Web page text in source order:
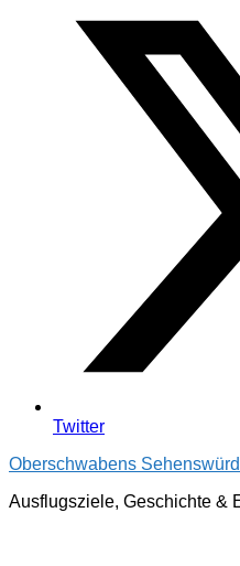
Twitter
Oberschwabens
Ausflugsziele, Geschichte &